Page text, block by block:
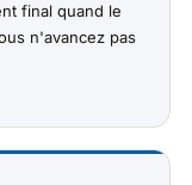
final quand le
n'avancez pas